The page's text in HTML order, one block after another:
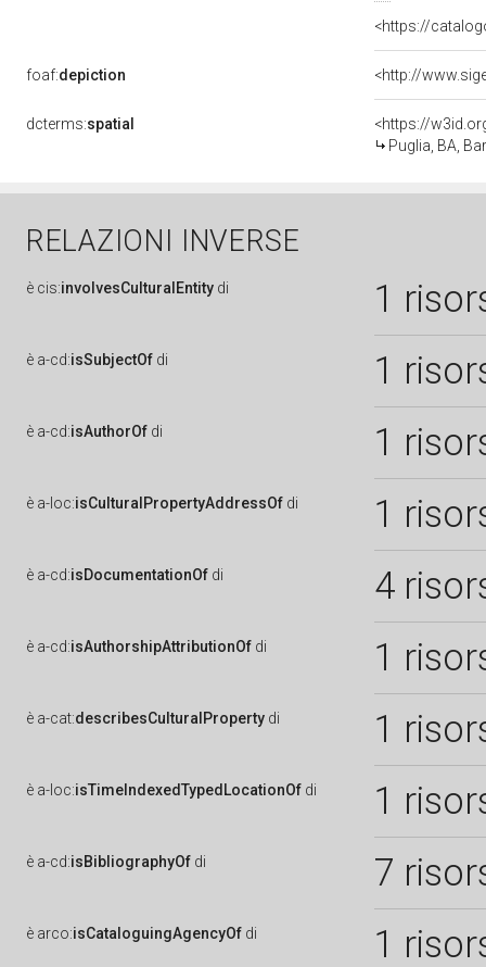
<https://
foaf:depiction
dcterms:spatial
<https://
Puglia, BA,
RELAZIONI INVERSE
è cis:involvesCulturalEntity di 1
è a-cd:isSubjectOf di 1
è a-cd:isAuthorOf di 1
è a-loc:isCulturalPropertyAddressOf di 1
è a-cd:isDocumentationOf di 4
è a-cd:isAuthorshipAttributionOf di 1
è a-cat:describesCulturalProperty di 1
è a-loc:isTimeIndexedTypedLocationOf di 1
è a-cd:isBibliographyOf di 7
è arco:isCataloguingAgencyOf di 1